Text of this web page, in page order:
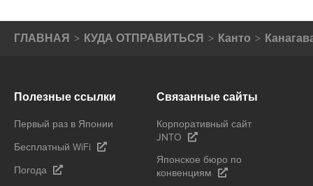
ГЛАВНАЯ КУДА ОТПРАВИТЬСЯ Канто
Полезные ссылки
Первый раз в Японии
Бесплатный WiFi
Погода
Связанные сайты
Корпоративный сайт
JNTO
Японское бюро по
конвенциям